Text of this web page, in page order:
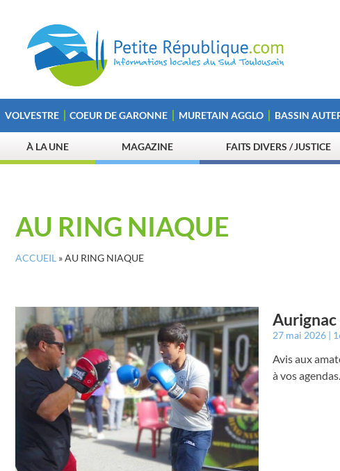
VOLVESTRE COEUR DE GARONNE MURETAIN AGGLO BASSIN
À LA UNE MAGAZINE FAITS DIVERS / JUSTICE
AU RING NIAQUE
ACCUEIL »AU RING NIAQUE
Aurignac
27 mai 2026
Avis aux
à vos agendas.